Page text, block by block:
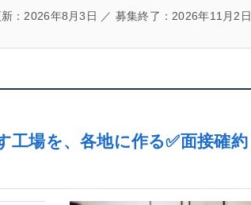
：2026年8月3日 ／ 募集終了：2026年11月2日
工場を、各地に作る✅面接確約